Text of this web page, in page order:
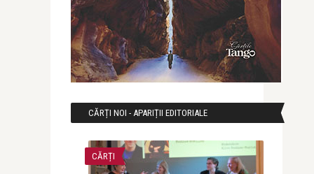
CĂRȚI NOI - APARIȚII EDITORIALE
CĂRȚI